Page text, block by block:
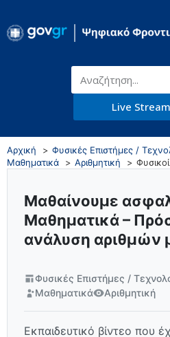
Live
Αρχική
Φυσικές Επιστήμες /
Μαθηματικά
Αριθμητική
Μαθαίνουμε
Μαθηματικά –
ανάλυση αριθμών
Φυσικές Επιστήμες /
Μαθηματικά
Αριθμητική
Εκπαιδευτικό βίντεο που